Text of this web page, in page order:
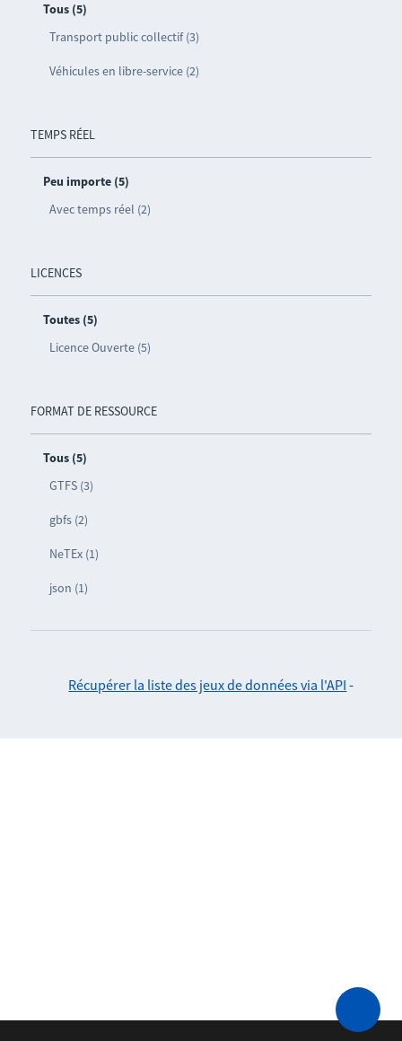
Tous (5)
Transport public collectif (3)
Véhicules en libre-service (2)
TEMPS RÉEL
Peu importe (5)
Avec temps réel (2)
LICENCES
Toutes (5)
Licence Ouverte (5)
FORMAT DE RESSOURCE
Tous (5)
GTFS (3)
gbfs (2)
NeTEx (1)
json (1)
Récupérer la liste des jeux de données via l'API -